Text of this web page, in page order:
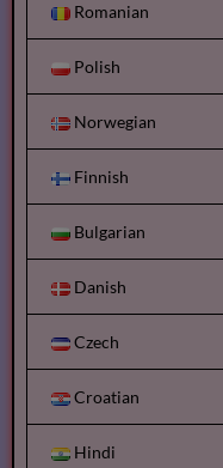
Romanian
Polish
Norwegian
Finnish
Bulgarian
Danish
Czech
Croatian
Hindi